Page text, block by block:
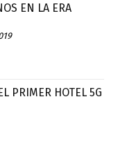
EN LA ERA
PRIMER HOTEL 5G